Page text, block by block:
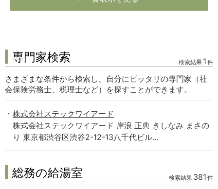
専門家検索 検索結果 1 件
さまざまな条件から検索し、自分にピッタリの専門家（社
会保険労務士、税理士など）を探すことができます。
株式会社ステックワイアード
株式会社ステックワイアード 岸浪 正典 きしなみ まさの
り 東京都渋谷区渋谷2-12-13八千代ビル...
総務の給湯室 検索結果 381 件